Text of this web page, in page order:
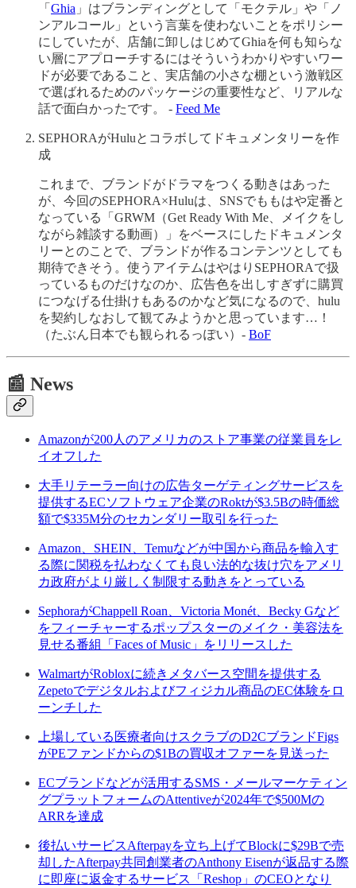
「 Ghia 」はブランディングとして「モクテル」や「ノ
ンアルコール」という言葉を使わないことをポリシー
にしていたが、店舗に卸しはじめてGhiaを何も知らな
い層にアプローチするにはそういうわかりやすいワー
ドが必要であること、実店舗の小さな棚という激戦区
で選ばれるためのパッケージの重要性など、リアルな
話で面白かったです。 - Feed Me
SEPHORAがHuluとコラボしてドキュメンタリーを作
成
これまで、ブランドがドラマをつくる動きはあった
が、今回のSEPHORA×Huluは、SNSでももはや定番と
なっている「GRWM（Get Ready With Me、メイクをし
ながら雑談する動画）」をベースにしたドキュメンタ
リーとのことで、ブランドが作るコンテンツとしても
期待できそう。使うアイテムはやはりSEPHORAで扱
っているものだけなのか、広告色を出しすぎずに購買
につなげる仕掛けもあるのかなど気になるので、hulu
を契約しなおして観てみようかと思っています…！
（たぶん日本でも観られるっぽい）- BoF
📰 News
Amazonが200人のアメリカのストア事業の従業員をレ
イオフした
大手リテーラー向けの広告ターゲティングサービスを
提供するECソフトウェア企業のRoktが$3.5Bの時価総
額で$335M分のセカンダリー取引を行った
Amazon、SHEIN、Temuなどが中国から商品を輸入す
る際に関税を払わなくても良い法的な抜け穴をアメリ
カ政府がより厳しく制限する動きをとっている
SephoraがChappell Roan、Victoria Monét、Becky Gなど
をフィーチャーするポップスターのメイク・美容法を
見せる番組「Faces of Music」をリリースした
WalmartがRobloxに続きメタバース空間を提供する
Zepetoでデジタルおよびフィジカル商品のEC体験をロ
ーンチした
上場している医療者向けスクラブのD2CブランドFigs
がPEファンドからの$1Bの買収オファーを見送った
ECブランドなどが活用するSMS・メールマーケティン
グプラットフォームのAttentiveが2024年で$500Mの
ARRを達成
後払いサービスAfterpayを立ち上げてBlockに$29Bで売
却したAfterpay共同創業者のAnthony Eisenが返品する際
に即座に返金するサービス「Reshop」のCEOとなり